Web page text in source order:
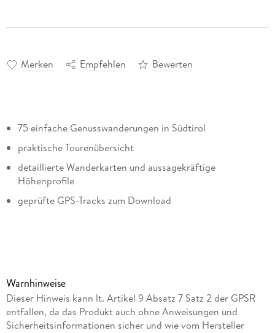
Merken Empfehlen Bewerten
75 einfache Genusswanderungen in Südtirol
praktische Tourenübersicht
detaillierte Wanderkarten und aussagekräftige
Höhenprofile
geprüfte GPS-Tracks zum Download
hübschen Bergsee besuchen - Südtirol ist wie gemacht für
Genießer. Die zackigen Gipfel der Dolomiten immer im Blick,
lassen sich wunderbare, einfache Wanderungen
unternehmen, die für alle machbar sind. 75 Genusstouren
Warnhinweise
Dieser Hinweis kann lt. Artikel 9 Absatz 7 Satz 2 der GPSR
entfallen, da das Produkt auch ohne Anweisungen und
Sicherheitsinformationen sicher und wie vom Hersteller